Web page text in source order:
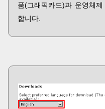
품(그래픽카드)과 운영체
합니다.